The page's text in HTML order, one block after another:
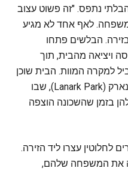
נתפס. "זה פשוט עצוב
משפחה. לאף אחד לא מגיע
הבלשים פתחו
ויציאה מהבית, תוך
למקרה המוות. הבית שוכן
ישירות מעבר לרחוב מפארק לאנארק (Lanark Park), שבו
בזמן שהשכונה הוצפה
לחלוטין עצרו ליד הזירה.
את המשפחה שלהם,